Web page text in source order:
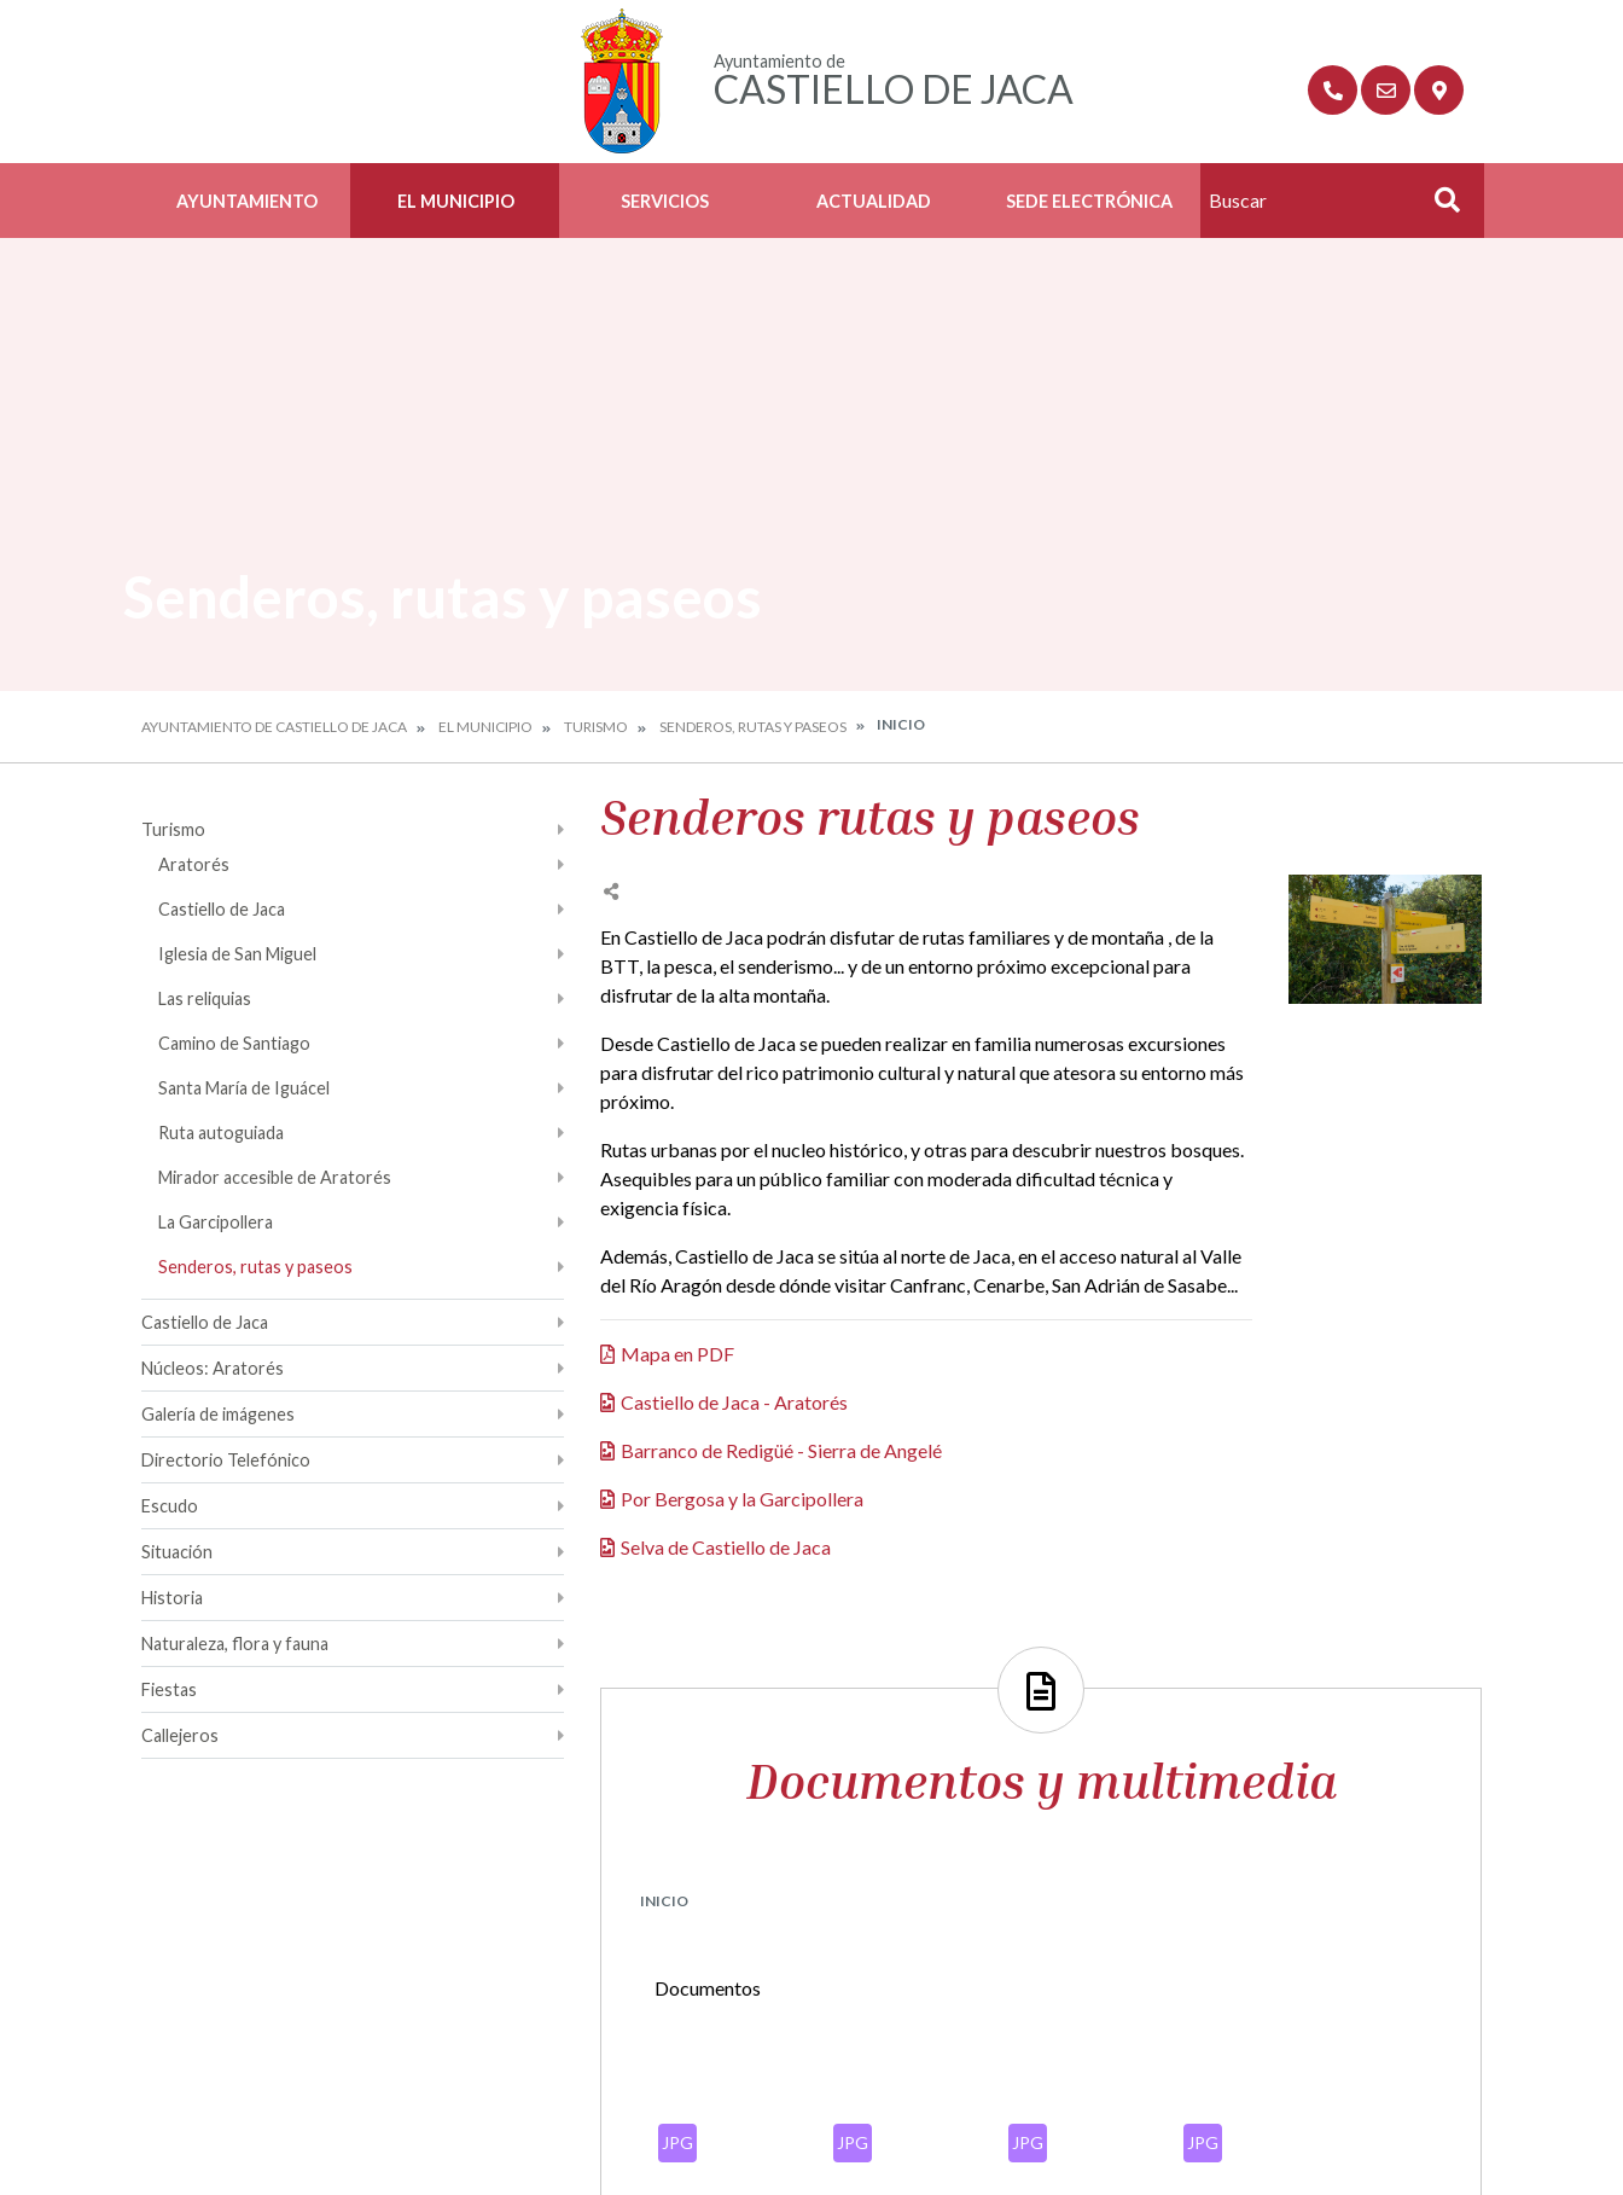
Ayuntamiento de
CASTIELLO DE JACA
AYUNTAMIENTO EL MUNICIPIO SERVICIOS ACTUALIDAD SEDE ELECTRÓNICA Buscar
AYUNTAMIENTO DE CASTIELLO DE JACA EL MUNICIPIO TURISMO SENDEROS, RUTAS Y PASEOS INICIO
Turismo
Aratorés
Castiello de Jaca
Iglesia de San Miguel
Las reliquias
Camino de Santiago
Santa María de Iguácel
Ruta autoguiada
Mirador accesible de Aratorés
La Garcipollera
Senderos, rutas y paseos
Castiello de Jaca
Núcleos: Aratorés
Galería de imágenes
Directorio Telefónico
Escudo
Situación
Historia
Naturaleza, flora y fauna
Fiestas
Callejeros
Senderos rutas y paseos
En Castiello de Jaca podrán disfutar de rutas familiares y de montaña , de la
BTT, la pesca, el senderismo... y de un entorno próximo excepcional para
disfrutar de la alta montaña.
Desde Castiello de Jaca se pueden realizar en familia numerosas excursiones
para disfrutar del rico patrimonio cultural y natural que atesora su entorno más
próximo.
Rutas urbanas por el nucleo histórico, y otras para descubrir nuestros bosques.
Asequibles para un público familiar con moderada dificultad técnica y
exigencia física.
Además, Castiello de Jaca se sitúa al norte de Jaca, en el acceso natural al Valle
del Río Aragón desde dónde visitar Canfranc, Cenarbe, San Adrián de Sasabe...
Mapa en PDF
Castiello de Jaca - Aratorés
Barranco de Redigüé - Sierra de Angelé
Por Bergosa y la Garcipollera
Selva de Castiello de Jaca
Documentos y multimedia
INICIO
Documentos
JPG JPG JPG JPG